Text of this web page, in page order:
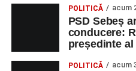
POLITICĂ acum
PSD Sebeș
conducere:
președinte
POLITICĂ acum